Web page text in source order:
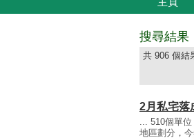
搜尋結果
共 906 個結
2月私宅落
... 510個單
地區劃分，